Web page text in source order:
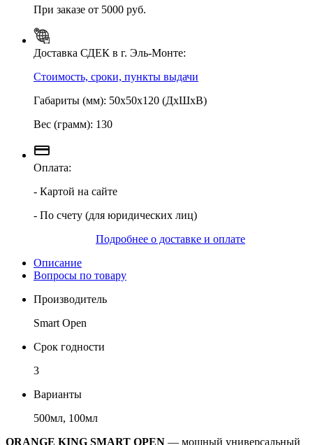
При заказе от 5000 руб.
Доставка СДЕК в г. Эль-Монте:
Стоимость, сроки, пункты выдачи
Габариты (мм): 50х50х120 (ДхШхВ)
Вес (грамм): 130
Оплата:
- Картой на сайте
- По счету (для юридических лиц)
Подробнее о доставке и оплате
Описание
Вопросы по товару
Производитель
Smart Open
Срок годности
3
Варианты
500мл, 100мл
ORANGE KING SMART OPEN — мощный универсальный